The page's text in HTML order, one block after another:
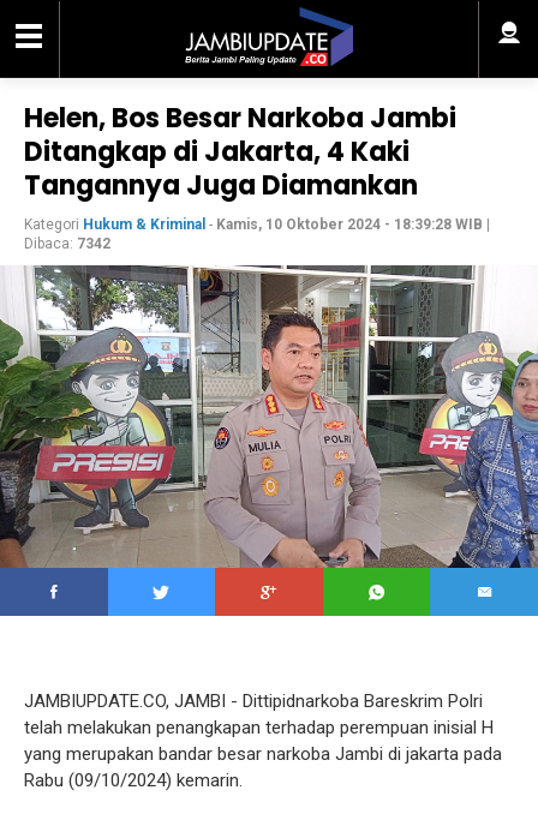
Helen, Bos Besar Narkoba Jambi
Ditangkap di Jakarta, 4 Kaki
Tangannya Juga Diamankan
Kategori Hukum & Kriminal - Kamis, 10 Oktober 2024 - 18:39:28 WIB
Dibaca: 7342
JAMBIUPDATE.CO, JAMBI - Dittipidnarkoba Bareskrim Polri
telah melakukan penangkapan terhadap perempuan inisial H
yang merupakan bandar besar narkoba Jambi di jakarta pada
Rabu (09/10/2024) kemarin.